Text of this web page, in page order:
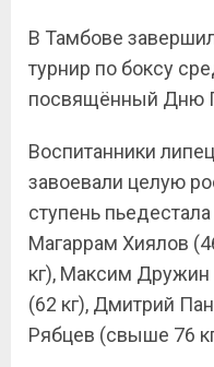
В Тамбове
турнир по боксу
посвящённый Дню
Воспитанники
завоевали целую
ступень
Магаррам Хиялов
кг), Максим Дружин
(62 кг), Дмитрий
Рябцев (свыше 76